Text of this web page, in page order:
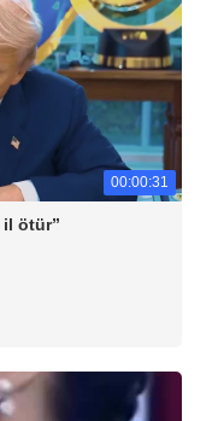
00:00:31
ötür”